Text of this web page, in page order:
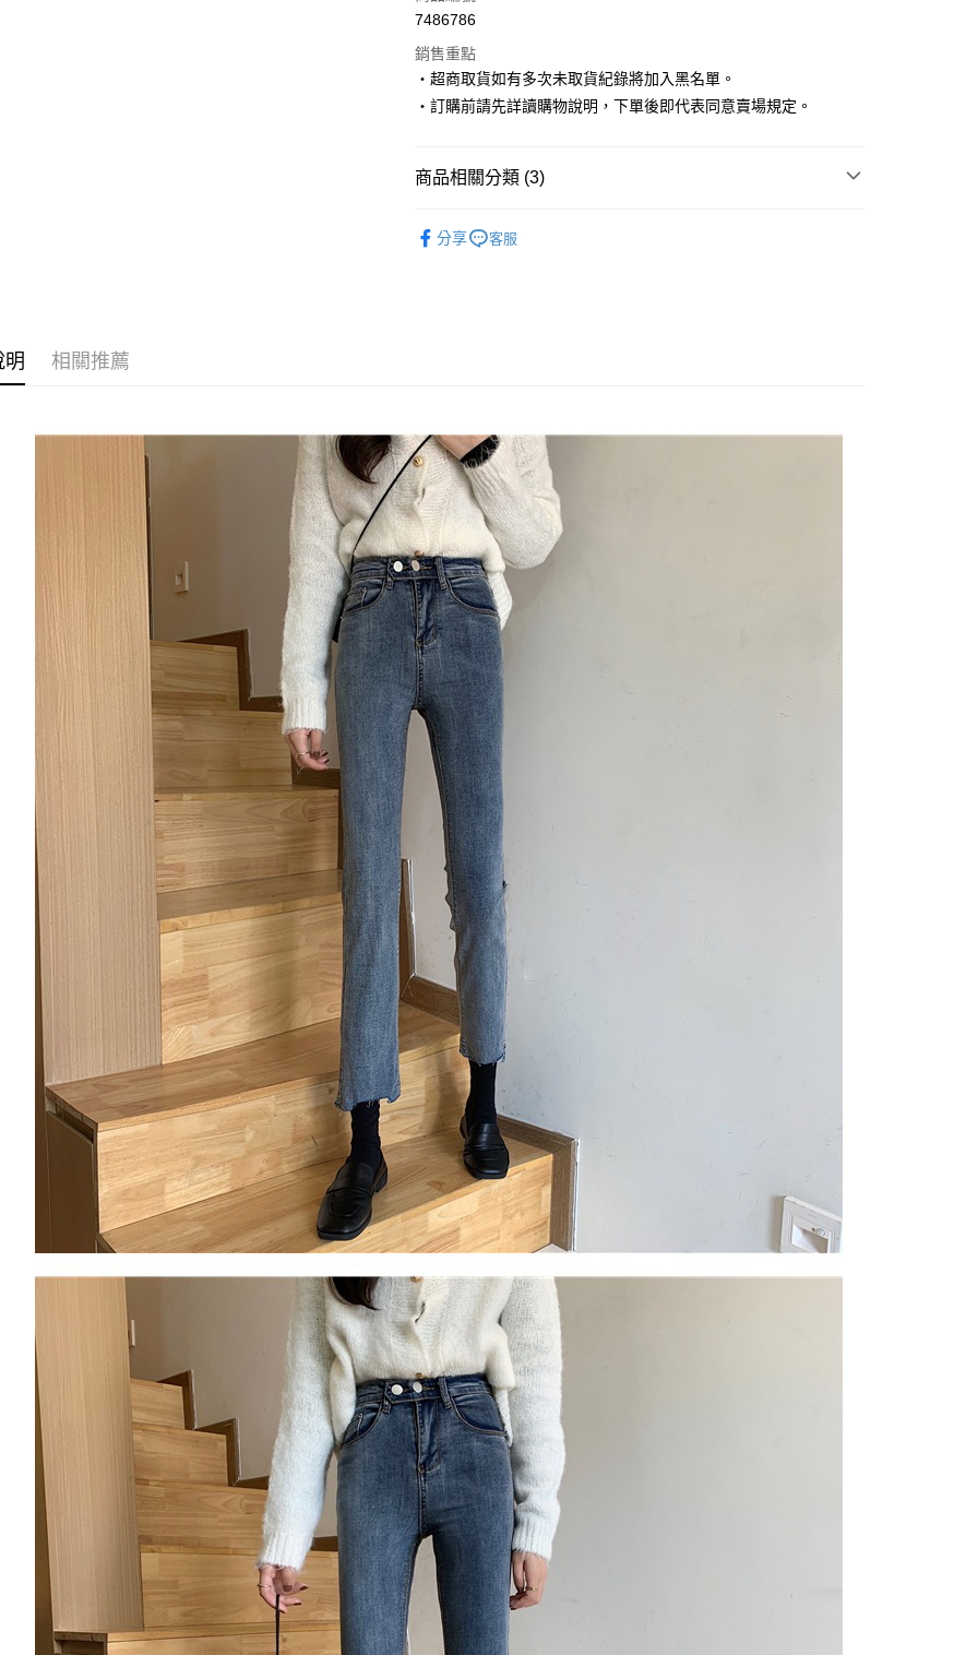
LINE Pay
Apple Pay
Google Pay
【「AFTEE先享後付」結帳流程】
１．於結帳方式選擇「AFTEE先享後付」後，將跳轉至「AFTEE先享後
付」結帳頁面，進行簡訊認證並確認金額後，即可完成結帳。
２．訂單成立數日內，您將收到繳費通知簡訊。
３．收到繳費通知簡訊後14天內，點擊此簡訊中的連結，可透過四大超商
／ATM／網路銀行／等多元方式進行付款，方視為交易完成。
※ 請注意：結帳手續完成當下不需立刻繳費，但若您需要取消訂單，請聯
絡購買商品的店家。未經商家同意取消之訂單仍視為有效，需透過AFTEE
先享後付繳納相關費用。
※ 交易是否成功請以「AFTEE先享後付 」之結帳頁面顯示為準，若有關於
是否繳費成功／繳費後需取消欲退款等相關疑問，請聯繫「AFTEE先享後
付客戶支援中心」
【注意事項】
１．透過由恩沛科技股份有限公司提供之「AFTEE先享後付」服務完成之
交易，需依本服務之必要範圍內提供個人資料，並將交易相關給付款項請
求債權轉讓予恩沛科技股份有限公司。
２．關於個人資料處理事宜，請瀏覽以下網址：
https://aftee.tw/terms/#terms3
３．未成年的使用者請事先徵得法定代理人或監護人之同意方可使用
「AFTEE先享後付」，若未經同意申辦者引起之損失，本公司不負相關責
任。
４．使用「AFTEE先享後付」時，將依據個別帳號之用戶狀況，依本公司
即時審查核予不同之上限額度；若仍有額度不足之情形，本公司將視審查
結果請求用戶進行身份認證。
５．嚴禁一人註冊多個帳號或使用他人資訊註冊。若發現惡意使用之情
形，恩沛科技股份有限公司將有權停止該用戶之使用額度並採取法律行
動。
全家取貨付款
每筆NT$80，滿NT$1,500(含以上)免運費
付款後全家取貨
每筆NT$80，滿NT$1,500(含以上)免運費
萊爾富取貨付款
每筆NT$80，滿NT$1,500(含以上)免運費
付款後萊爾富取貨
每筆NT$80，滿NT$1,500(含以上)免運費
離島取貨加價40
每筆NT$80，滿NT$1,500(含以上)免運費
付款後7-11取貨
每筆NT$80，滿NT$1,500(含以上)免運費
宅配
每筆NT$100，滿NT$1,500(含以上)免運費
海外宅配
7486786
銷售重點
‧超商取貨如有多次未取貨紀錄將加入黑名單。
‧訂購前請先詳讀購物說明，下單後即代表同意賣場規定。
商品相關分類 (3)
分享 客服
明 相關推薦